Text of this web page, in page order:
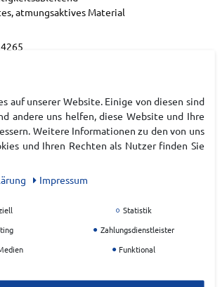
atmungsaktives Material
100 % Polyester
auf unserer Website. Einige von diesen sind
andere uns helfen, diese Website und Ihre
Weitere Informationen zu den von uns
und Ihren Rechten als Nutzer finden Sie
Impressum
Statistik
Zahlungsdienstleister
Funktional